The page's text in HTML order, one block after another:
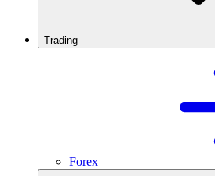
Trading
Forex